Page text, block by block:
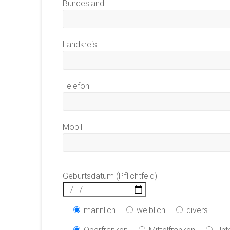
Bundesland
Landkreis
Telefon
Mobil
Geburtsdatum (Pflichtfeld)
männlich weiblich divers